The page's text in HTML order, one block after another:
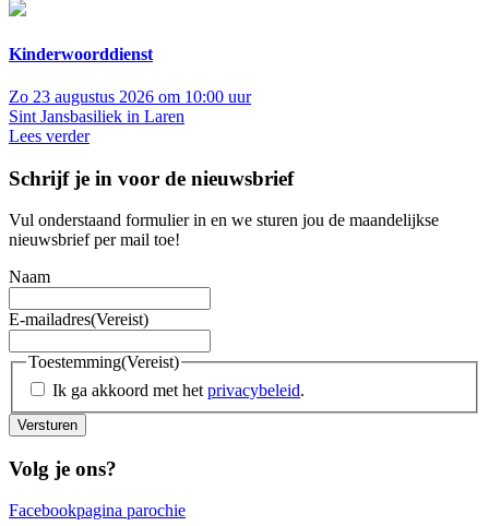
Kinderwoorddienst
Zo 23 augustus 2026 om 10:00 uur
Sint Jansbasiliek in Laren
Lees verder
Schrijf je in voor de nieuwsbrief
Vul onderstaand formulier in en we sturen jou de maandelijkse
nieuwsbrief per mail toe!
Naam
E-mailadres(Vereist)
Toestemming(Vereist)
Ik ga akkoord met het privacybeleid.
Versturen
Volg je ons?
Facebookpagina parochie